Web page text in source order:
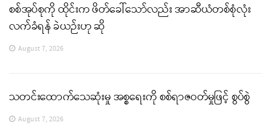
စစ်အုပ်စုကို ထိုင်းက ဖိတ်ခေါ်သော်လည်း အာဆီယံတစ်စုံလုံး
လက်ခံရန် ခဲယဉ်းဟု ဆို
August 7, 2026
သတင်းထောက်သေဆုံးမှု အစ္စရေးကို စစ်ရာဇဝတ်မှုဖြင့် စွပ်စွဲ
August 7, 2026